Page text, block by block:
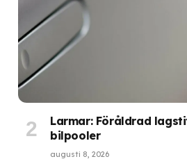
Larmar: Föråldrad
bilpooler
augusti 8, 2026